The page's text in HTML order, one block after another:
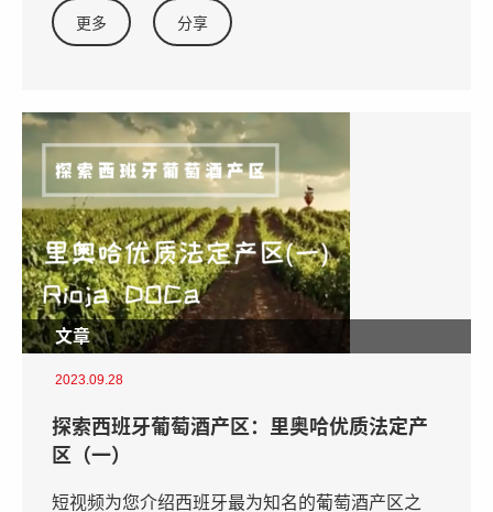
更多 分享
文章
2023.09.28
探索西班牙葡萄酒产区：里奥哈优质法定产
区（一）
短视频为您介绍西班牙最为知名的葡萄酒产区之